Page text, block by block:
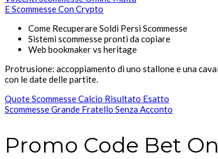
E Scommesse Con Crypto
Come Recuperare Soldi Persi Scommesse
Sistemi scommesse pronti da copiare
Web bookmaker vs heritage
Protrusione: accoppiamento di uno stallone e una
con le date delle partite.
Quote Scommesse Calcio Risultato Esatto
Scommesse Grande Fratello Senza Acconto
Promo Code Bet